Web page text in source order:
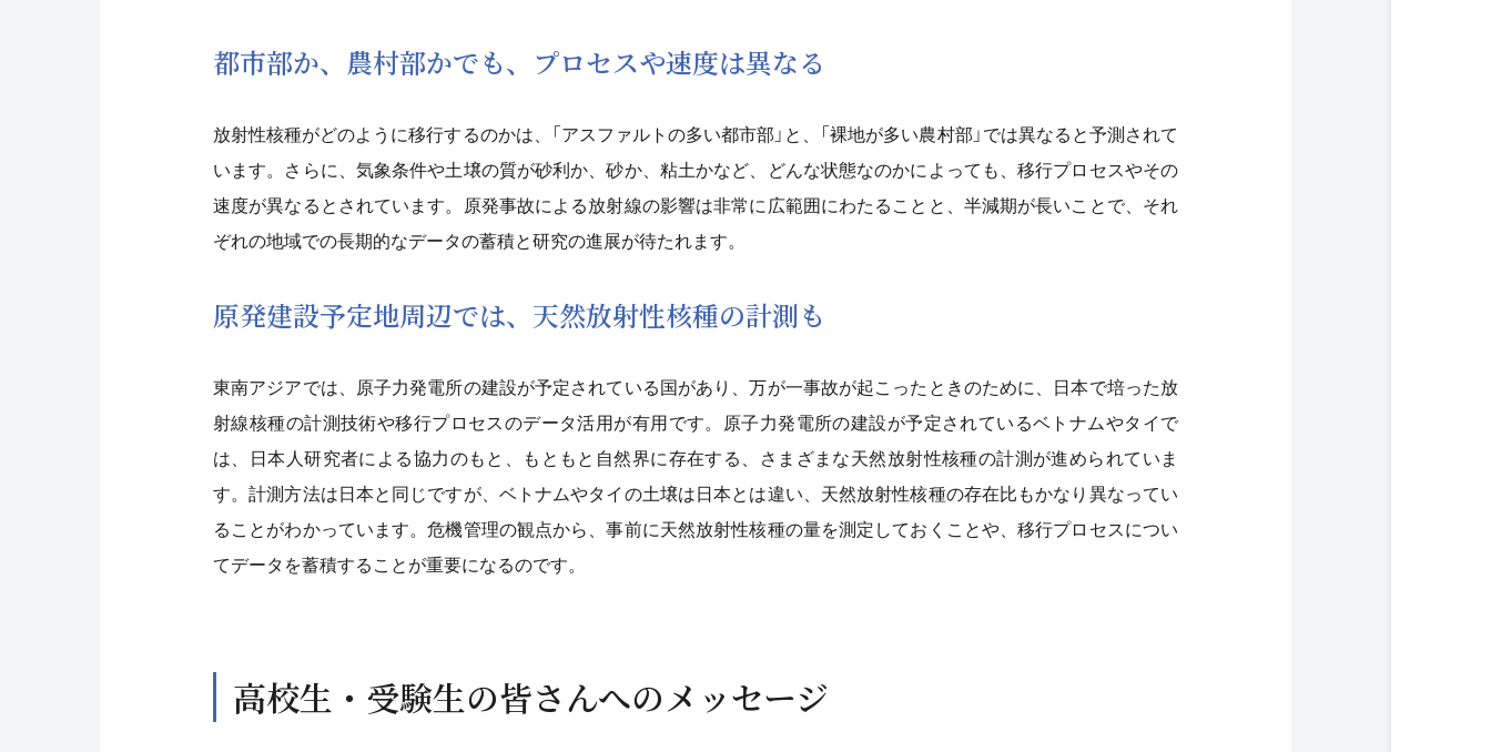
都市部か、農村部かでも、プロセスや速度は異なる
放射性核種がどのように移行するのかは、「アスファルトの多い都市部」と、「裸地が多い農村部」では異なると予測されて
います。さらに、気象条件や土壌の質が砂利か、砂か、粘土かなど、どんな状態なのかによっても、移行プロセスやその
速度が異なるとされています。原発事故による放射線の影響は非常に広範囲にわたることと、半減期が長いことで、それ
ぞれの地域での長期的なデータの蓄積と研究の進展が待たれます。
原発建設予定地周辺では、天然放射性核種の計測も
東南アジアでは、原子力発電所の建設が予定されている国があり、万が一事故が起こったときのために、日本で培った放
射線核種の計測技術や移行プロセスのデータ活用が有用です。原子力発電所の建設が予定されているベトナムやタイで
は、日本人研究者による協力のもと、もともと自然界に存在する、さまざまな天然放射性核種の計測が進められていま
す。計測方法は日本と同じですが、ベトナムやタイの土壌は日本とは違い、天然放射性核種の存在比もかなり異なってい
ることがわかっています。危機管理の観点から、事前に天然放射性核種の量を測定しておくことや、移行プロセスについ
てデータを蓄積することが重要になるのです。
高校生・受験生の皆さんへのメッセージ